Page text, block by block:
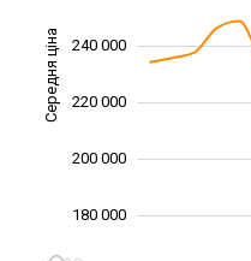
Середня ціна
180 000
200 000
220 000
240 000